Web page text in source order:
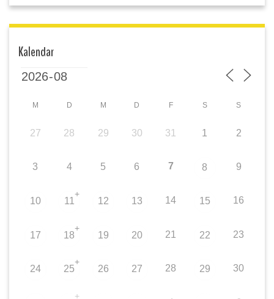
Kalendar
M D M D F S S
27 28 29 30 31 1 2
3 4 5 6 7 8 9
10 11
+
12 13 14 15 16
17 18
+
19 20 21 22 23
24 25
+
26 27 28 29 30
+